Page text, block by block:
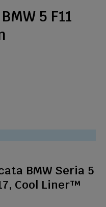
5 F11
BMW Seria 5
Cool Liner™